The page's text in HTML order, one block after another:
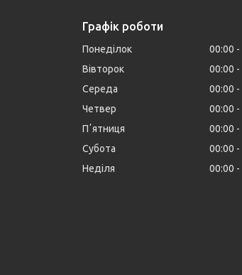
Графік роботи
Понеділок 00:00
Вівторок
00:00
Середа
00:00
Четвер
00:00
Пʼятниця
00:00
Субота
00:00
Неділя
00:00